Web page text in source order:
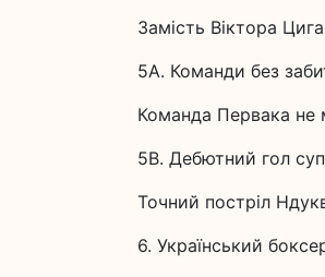
Замість Віктора
5A. Команди без
Команда Первака не
5B. Дебютний гол
Точний постріл
6. Український